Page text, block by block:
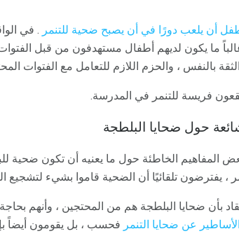
أن يلعب دورًا في أن يصبح ضحية للتنمر . في
ما يكون لديهم أطفال مستهدفون من قبل
بالنفس ، والحزم اللازم للتعامل مع الفتوات
يقعون فريسة للتنمر في المدرسة.
حول ضحايا البلطجة
المفاهيم الخاطئة حول ما يعنيه أن تكون ضحية
، يفترضون تلقائيًا أن الضحية قاموا بشيء لتشجيع
بأن ضحايا البلطجة هم من المحتجين ، وأنهم
الأساطير عن ضحايا التنمر فحسب ، بل يقومون أيضاً